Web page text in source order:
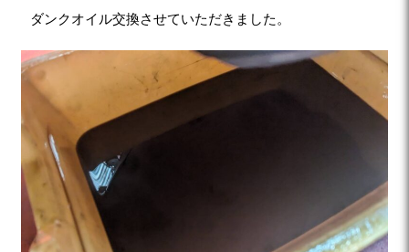
ダンクオイル交換させていただきました。